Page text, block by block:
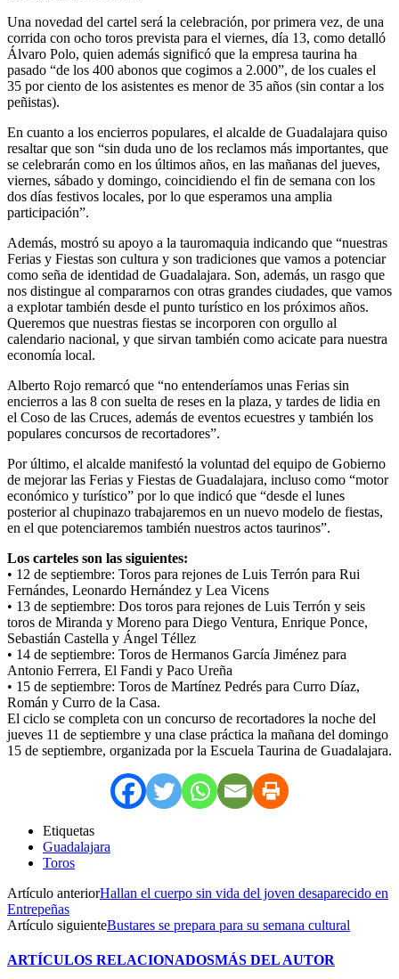
Una novedad del cartel será la celebración, por primera vez, de una
corrida con ocho toros prevista para el viernes, día 13, como detalló
Álvaro Polo, quien además significó que la empresa taurina ha
pasado “de los 400 abonos que cogimos a 2.000”, de los cuales el
35 por ciento de los asistentes es menor de 35 años (sin contar a los
peñistas).
En cuanto a los encierros populares, el alcalde de Guadalajara quiso
resaltar que son “sin duda uno de los reclamos más importantes, que
se celebrarán como en los últimos años, en las mañanas del jueves,
viernes, sábado y domingo, coincidiendo el fin de semana con los
dos días festivos locales, por lo que esperamos una amplia
participación”.
Además, mostró su apoyo a la tauromaquia indicando que “nuestras
Ferias y Fiestas son cultura y son tradiciones que vamos a potenciar
como seña de identidad de Guadalajara. Son, además, un rasgo que
nos distingue al compararnos con otras grandes ciudades, que vamos
a explotar también desde el punto turístico en los próximos años.
Queremos que nuestras fiestas se incorporen con orgullo al
calendario nacional, y que sirvan también como acicate para nuestra
economía local.
Alberto Rojo remarcó que “no entenderíamos unas Ferias sin
encierros a las 8 con suelta de reses en la plaza, y tardes de lidia en
el Coso de las Cruces, además de eventos ecuestres y también los
populares concursos de recortadores”.
Por último, el alcalde manifestó la voluntad del equipo de Gobierno
de mejorar las Ferias y Fiestas de Guadalajara, incluso como “motor
económico y turístico” por lo que indicó que “desde el lunes
posterior al chupinazo trabajaremos en un nuevo modelo de fiestas,
en el que potenciaremos también nuestros actos taurinos”.
Los carteles son las siguientes:
• 12 de septiembre: Toros para rejones de Luis Terrón para Rui
Fernándes, Leonardo Hernández y Lea Vicens
• 13 de septiembre: Dos toros para rejones de Luis Terrón y seis
toros de Miranda y Moreno para Diego Ventura, Enrique Ponce,
Sebastián Castella y Ángel Téllez
• 14 de septiembre: Toros de Hermanos García Jiménez para
Antonio Ferrera, El Fandi y Paco Ureña
• 15 de septiembre: Toros de Martínez Pedrés para Curro Díaz,
Román y Curro de la Casa.
El ciclo se completa con un concurso de recortadores la noche del
jueves 11 de septiembre y una clase práctica la mañana del domingo
15 de septiembre, organizada por la Escuela Taurina de Guadalajara.
Etiquetas
Guadalajara
Toros
Artículo anteriorHallan el cuerpo sin vida del joven desaparecido en
Entrepeñas
Artículo siguienteBustares se prepara para su semana cultural
ARTÍCULOS RELACIONADOSMÁS DEL AUTOR